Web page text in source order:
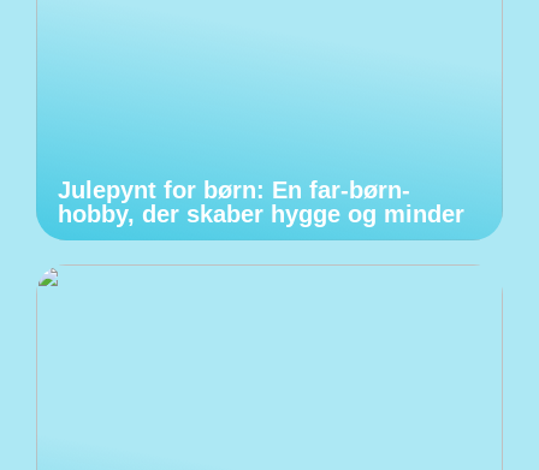
Julepynt for børn: En far-børn-
hobby, der skaber hygge og minder